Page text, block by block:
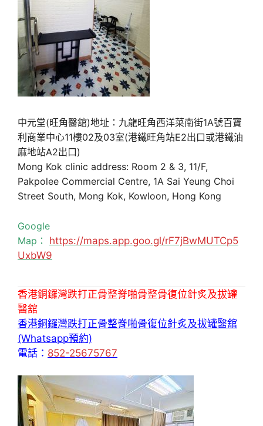
中元堂(旺角醫舘)地址：九龍旺角西洋菜南街1A號百寶
利商業中心11樓02及03室(港鐵旺角站E2出口或港鐵油
麻地站A2出口)
Mong Kok clinic address: Room 2 & 3, 11/F,
Pakpolee Commercial Centre, 1A Sai Yeung Choi
Street South, Mong Kok, Kowloon, Hong Kong
Google
Map： https://maps.app.goo.gl/rF7jBwMUTCp5
UxbW9
香港銅鑼灣跌打正骨整脊啪骨整骨復位針炙及拔罐
醫舘
香港銅鑼灣跌打正骨整脊啪骨復位針炙及拔罐醫舘
(Whatsapp預約)
電話： 852-25675767